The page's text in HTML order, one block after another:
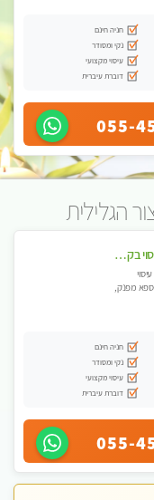
חניה חינם
נקי ומסודר
עיסוי מקצועי
דוברת עיברית
055-
הגלילית
בקרית שמונה - לעיסוי בקליניקה פרטית לחלוטין, מעסה איכותית ומיוחדת ברמה גבוהה מאוד
מפנק,
חניה חינם
נקי ומסודר
עיסוי מקצועי
דוברת עיברית
055-